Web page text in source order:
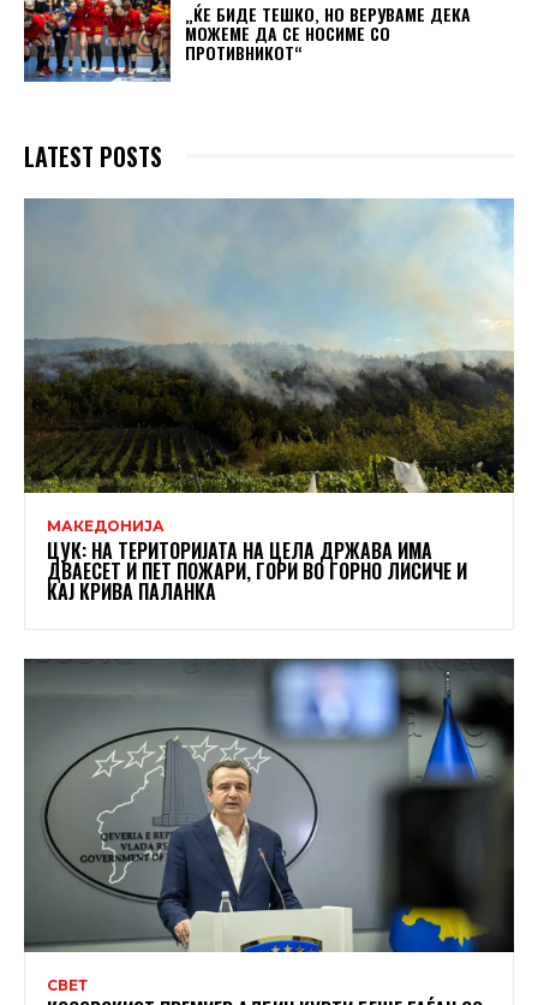
„ЌЕ БИДЕ ТЕШКО, НО ВЕРУВАМЕ ДЕКА
МОЖЕМЕ ДA СЕ НОСИМЕ СО
ПРОТИВНИКОТ“
LATEST POSTS
МАКЕДОНИЈА
ЦУК: НА ТЕРИТОРИЈАТА НА ЦЕЛА ДРЖАВА ИМА
ДВАЕСЕТ И ПЕТ ПОЖАРИ, ГОРИ ВО ГОРНО ЛИСИЧЕ И
КАЈ КРИВА ПАЛАНКА
СВЕТ